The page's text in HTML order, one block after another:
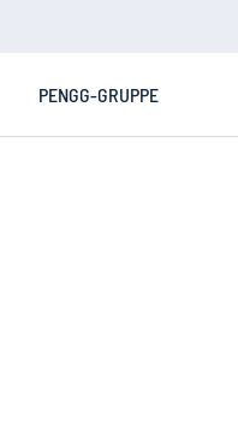
PENGG-GRUPPE